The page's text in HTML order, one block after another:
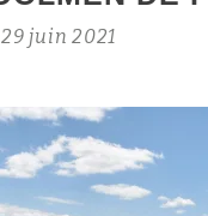
29 juin 2021